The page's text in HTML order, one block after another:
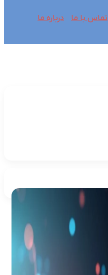
تماس با ما درباره ما